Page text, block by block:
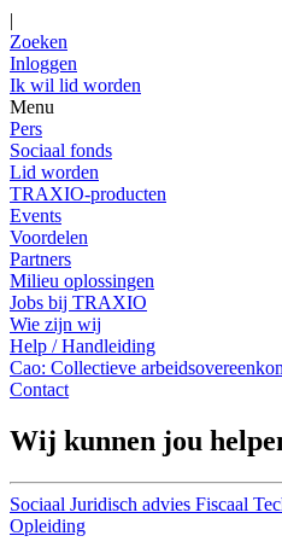
|
Zoeken
Inloggen
Ik wil lid worden
Menu
Pers
Sociaal fonds
Lid worden
TRAXIO-producten
Events
Voordelen
Partners
Milieu oplossingen
Jobs bij TRAXIO
Wie zijn wij
Help / Handleiding
Cao: Collectieve
Contact
Wij kunnen jou
Sociaal Juridisch advies Fiscaal
Opleiding